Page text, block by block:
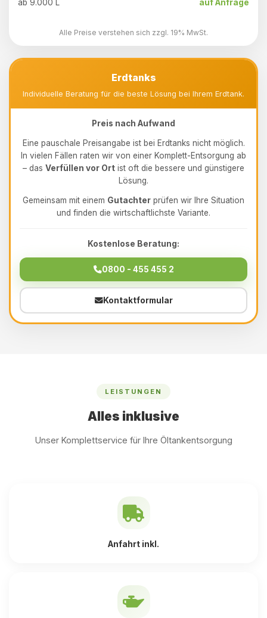
ab 9.000 L auf Anfrage
Alle Preise verstehen sich zzgl. 19% MwSt.
Erdtanks
Individuelle Beratung für die beste Lösung bei Ihrem Erdtank.
Preis nach Aufwand
Eine pauschale Preisangabe ist bei Erdtanks nicht möglich.
In vielen Fällen raten wir von einer Komplett-Entsorgung ab
– das Verfüllen vor Ort ist oft die bessere und günstigere
Lösung.
Gemeinsam mit einem Gutachter prüfen wir Ihre Situation
und finden die wirtschaftlichste Variante.
Kostenlose Beratung:
0800 - 455 455 2
Kontaktformular
LEISTUNGEN
Alles inklusive
Unser Komplettservice für Ihre Öltankentsorgung
Anfahrt inkl.